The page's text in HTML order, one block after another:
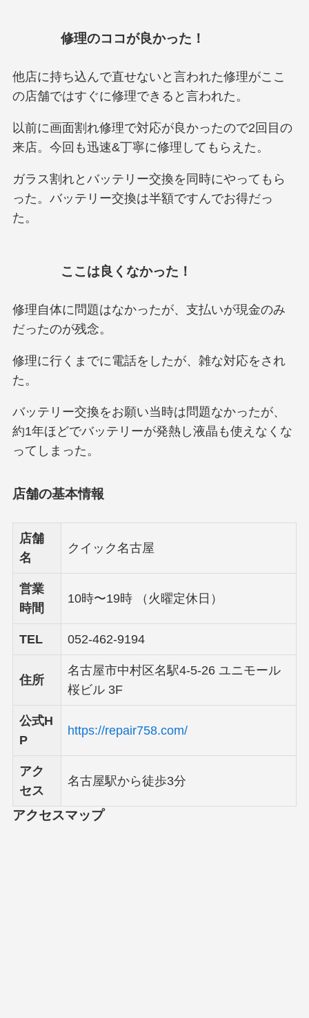
修理のココが良かった！
他店に持ち込んで直せないと言われた修理がここ
の店舗ではすぐに修理できると言われた。
以前に画面割れ修理で対応が良かったので2回目の
来店。今回も迅速&丁寧に修理してもらえた。
ガラス割れとバッテリー交換を同時にやってもら
った。バッテリー交換は半額ですんでお得だっ
た。
ここは良くなかった！
修理自体に問題はなかったが、支払いが現金のみ
だったのが残念。
修理に行くまでに電話をしたが、雑な対応をされ
た。
バッテリー交換をお願い当時は問題なかったが、
約1年ほどでバッテリーが発熱し液晶も使えなくな
ってしまった。
店舗の基本情報
店舗
名
クイック名古屋
営業
時間
10時〜19時 （火曜定休日）
TEL 052-462-9194
住所
名古屋市中村区名駅4-5-26 ユニモール
桜ビル 3F
公式H
P
https://repair758.com/
アク
セス
名古屋駅から徒歩3分
アクセスマップ